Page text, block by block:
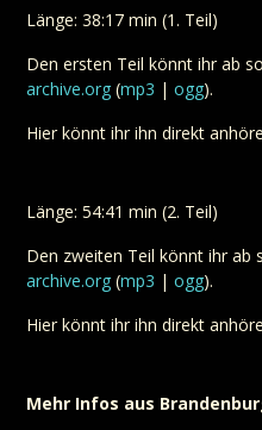
Länge: 38:17 min (1. Teil)
Den ersten Teil könnt ihr ab
archive.org (mp3 |ogg).
Hier könnt ihr ihn direkt
Länge: 54:41 min (2. Teil)
Den zweiten Teil könnt ihr ab
archive.org (mp3 |ogg).
Hier könnt ihr ihn direkt
Mehr Infos aus